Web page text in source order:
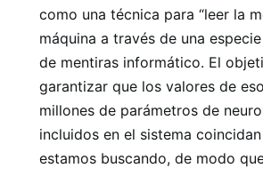
como una técnica para “leer la
máquina a través de una
de mentiras informático. El
garantizar que los valores de
millones de parámetros de
incluidos en el sistema
estamos buscando, de modo